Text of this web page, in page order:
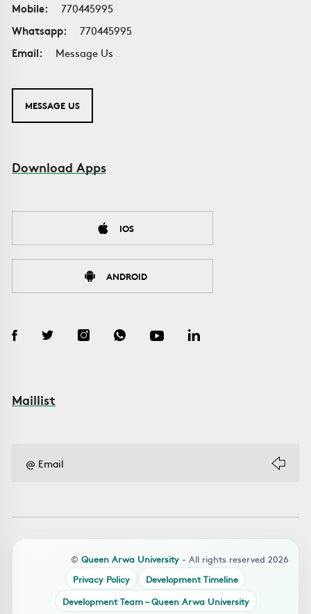
Mobile:
770445995
Whatsapp:
770445995
Email:
Message Us
MESSAGE US
Download Apps
IOS
ANDROID
Maillist
© Queen Arwa University - All rights reserved 2026
Privacy Policy
Development Timeline
Development Team – Queen Arwa University